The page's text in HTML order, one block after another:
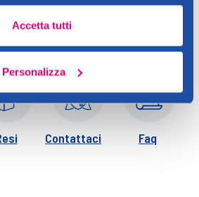
Accetta tutti
Personalizza
taccheggio. Aprire dalla parte inferiore
richiudibile.
Contattaci Faq